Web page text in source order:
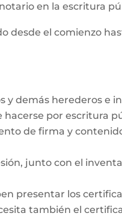
en la escritura
desde el comienzo
y demás herederos
por escritura
de firma y
junto con el
presentar los
también el